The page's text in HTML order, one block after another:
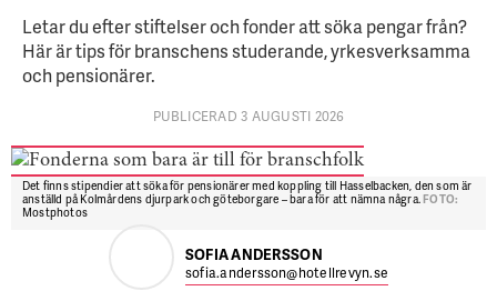
Letar du efter stiftelser och fonder att söka pengar från?
Här är tips för branschens studerande, yrkesverksamma
och pensionärer.
PUBLICERAD 3 AUGUSTI 2026
Det finns stipendier att söka för pensionärer med koppling till Hasselbacken, den som är
anställd på Kolmårdens djurpark och göteborgare – bara för att nämna några.FOTO:
Mostphotos
SOFIA ANDERSSON
sofia.andersson@hotellrevyn.se